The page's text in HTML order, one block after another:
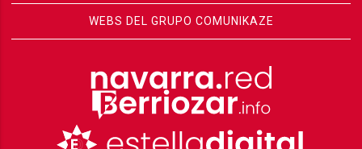
WEBS DEL GRUPO COMUNIKAZE